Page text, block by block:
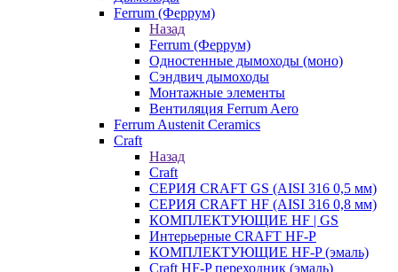
Ferrum (Феррум)
Назад
Ferrum (Феррум)
Одностенные дымоходы (моно)
Сэндвич дымоходы
Монтажные элементы
Вентиляция Ferrum Aero
Ferrum Austenit Ceramics
Craft
Назад
Craft
СЕРИЯ CRAFT GS (AISI 316 0,5 мм)
СЕРИЯ CRAFT HF (AISI 316 0,8 мм)
КОМПЛЕКТУЮЩИЕ HF | GS
Интерьерные CRAFT HF-P
КОМПЛЕКТУЮЩИЕ HF-P (эмаль)
Craft HF-P переходник (эмаль)